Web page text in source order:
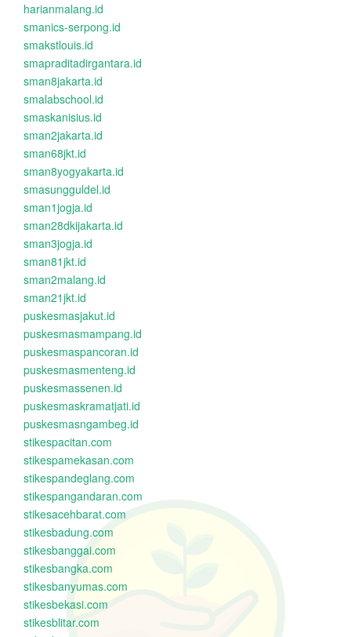
harianmalang.id
smanics-serpong.id
smakstlouis.id
smapraditadirgantara.id
sman8jakarta.id
smalabschool.id
smaskanisius.id
sman2jakarta.id
sman68jkt.id
sman8yogyakarta.id
smasungguldel.id
sman1jogja.id
sman28dkijakarta.id
sman3jogja.id
sman81jkt.id
sman2malang.id
sman21jkt.id
puskesmasjakut.id
puskesmasmampang.id
puskesmaspancoran.id
puskesmasmenteng.id
puskesmassenen.id
puskesmaskramatjati.id
puskesmasngambeg.id
stikespacitan.com
stikespamekasan.com
stikespandeglang.com
stikespangandaran.com
stikesacehbarat.com
stikesbadung.com
stikesbanggai.com
stikesbangka.com
stikesbanyumas.com
stikesbekasi.com
stikesblitar.com